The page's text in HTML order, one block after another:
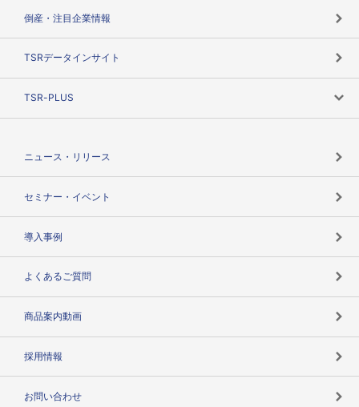
倒産・注目企業情報
TSRデータインサイト
TSR-PLUS
ニュース・リリース
セミナー・イベント
導入事例
よくあるご質問
商品案内動画
採用情報
お問い合わせ